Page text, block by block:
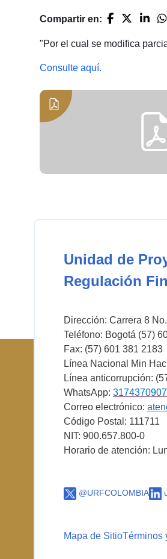
Compartir en:
"Por el cual se modifica
Consulte aquí.
Unidad de
Regulación
Dirección: Carrera 8
Teléfono: Bogotá (57)
Fax: (57) 601 381 2183
Línea Nacional Min
Línea anticorrupción:
WhatsApp: 3174370907
Correo electrónico:
Código Postal: 111711
NIT: 900.657.800-0
Horario de atención:
@URFCOLOMBIA
Mapa de SitioTérminos